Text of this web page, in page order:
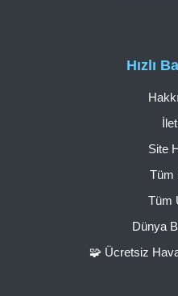
Hızlı
Site
Tüm
Tüm
Dünya
🧩 Ücretsiz